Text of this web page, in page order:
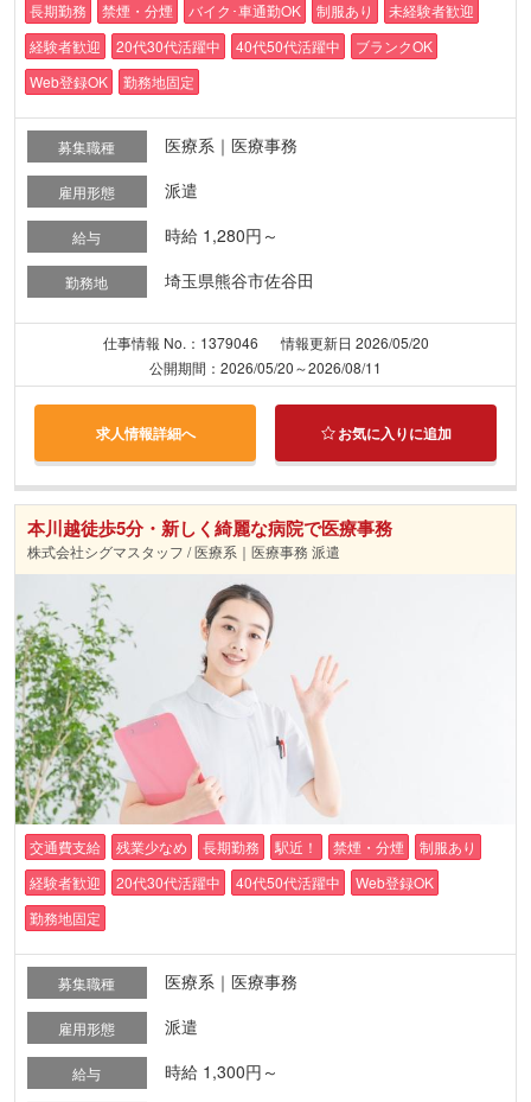
長期勤務
禁煙・分煙 バイク･車通勤OK 制服あり
未経験者歓迎
経験者歓迎
20代30代活躍中 40代50代活躍中
ブランクOK
Web登録OK
勤務地固定
募集職種 医療系｜医療事務
雇用形態 派遣
給与 時給 1,280円～
勤務地 埼玉県熊谷市佐谷田
仕事情報 No.：1379046
情報更新日 2026/05/20
公開期間：2026/05/20～2026/08/11
求人情報詳細へ お気に入りに追加
本川越徒歩5分・新しく綺麗な病院で医療事務
株式会社シグマスタッフ / 医療系｜医療事務 派遣
交通費支給 残業少なめ 長期勤務 駅近！ 禁煙・分煙
制服あり
経験者歓迎
20代30代活躍中 40代50代活躍中
Web登録OK
勤務地固定
募集職種 医療系｜医療事務
雇用形態 派遣
給与 時給 1,300円～